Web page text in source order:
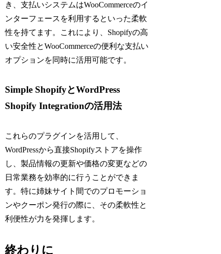
き、支払いシステムはWooCommerceのイ
ンターフェースを利用するといった柔軟
性を持てます。これにより、Shopifyの高
い安全性とWooCommerceの便利な支払い
オプションを同時に活用可能です。
Simple ShopifyとWordPress
Shopify Integrationの活用法
これらのプラグインを活用して、
WordPressから直接Shopifyストアを操作
し、製品情報の更新や価格の変更などの
日常業務を効率的に行うことができま
す。特に姉妹サイト間でのプロモーショ
ンやクーポン発行の際に、その柔軟性と
利便性が力を発揮します。
終わりに